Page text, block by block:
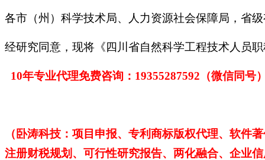
各市（州）科学技术局、人力资源社会保障局，省
经研究同意，现将《四川省自然科学工程技术人员
10年专业代理免费咨询：19355287592 （微信同号
（卧涛科技：项目申报、专利商标版权代理、软件
注册财税规划、可行性研究报告、两化融合、企业